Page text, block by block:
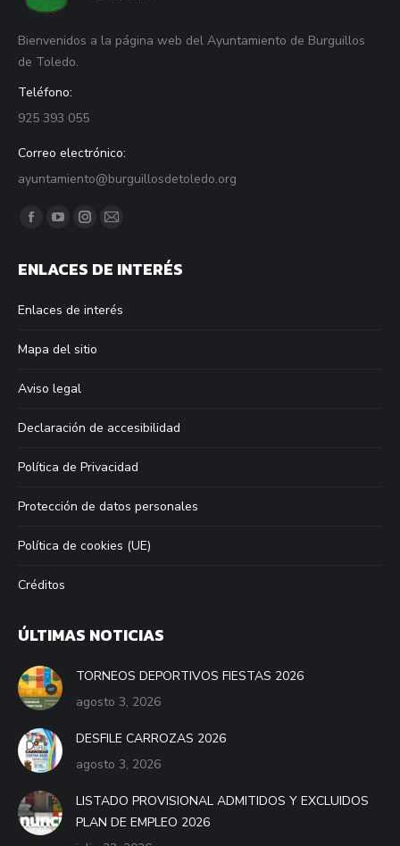
Bienvenidos a la página web del Ayuntamiento de Burguillos
de Toledo.
Teléfono:
925 393 055
Correo electrónico:
ayuntamiento@burguillosdetoledo.org
Find us on:
Facebook
opens
new
window
YouTube
opens
new
window
Instagram
opens
new
window
Mail
opens
new
ENLACES DE INTERÉS
Enlaces de interés
Mapa del sitio
Aviso legal
Declaración de accesibilidad
Política de Privacidad
Protección de datos personales
Política de cookies (UE)
Créditos
ÚLTIMAS NOTICIAS
TORNEOS DEPORTIVOS FIESTAS 2026
agosto 3, 2026
DESFILE CARROZAS 2026
agosto 3, 2026
LISTADO PROVISIONAL ADMITIDOS Y EXCLUIDOS
PLAN DE EMPLEO 2026